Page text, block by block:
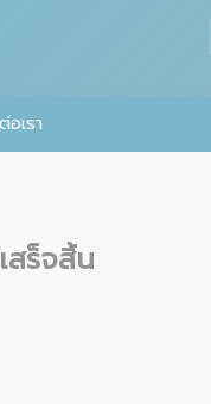
เรา
สร็จสิ้น